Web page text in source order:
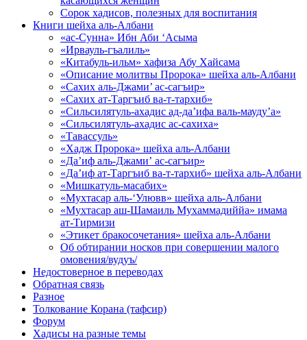
Сорок хадисов, полезных для воспитания
Книги шейха аль-Албани
«ас-Сунна» Ибн Аби ‘Асыма
«Ирвауль-гъалиль»
«Китабуль-ильм» хафиза Абу Хайсама
«Описание молитвы Пророка» шейха аль-Албани
«Сахих аль-Джами’ ас-сагъир»
«Сахих ат-Таргъиб ва-т-тархиб»
«Сильсилятуль-ахадис ад-да’ифа валь-мауду’а»
«Сильсилятуль-ахадис ас-сахиха»
«Тавассуль»
«Хадж Пророка» шейха аль-Албани
«Да’иф аль-Джами’ ас-сагъир»
«Да’иф ат-Таргъиб ва-т-тархиб» шейха аль-Албани
«Мишкатуль-масабих»
«Мухтасар аль-‘Улювв» шейха аль-Албани
«Мухтасар аш-Шамаиль Мухаммадиййа» имама
ат-Тирмизи
«Этикет бракосочетания» шейха аль-Албани
Об обтирании носков при совершении малого
омовения/вудуъ/
Недостоверное в переводах
Обратная связь
Разное
Толкование Корана (тафсир)
Форум
Хадисы на разные темы